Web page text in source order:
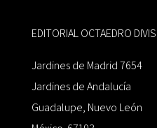
EDITORIAL OCTAEDRO
Jardines de Madrid 7654
Jardines de Andalucía
Guadalupe, Nuevo León